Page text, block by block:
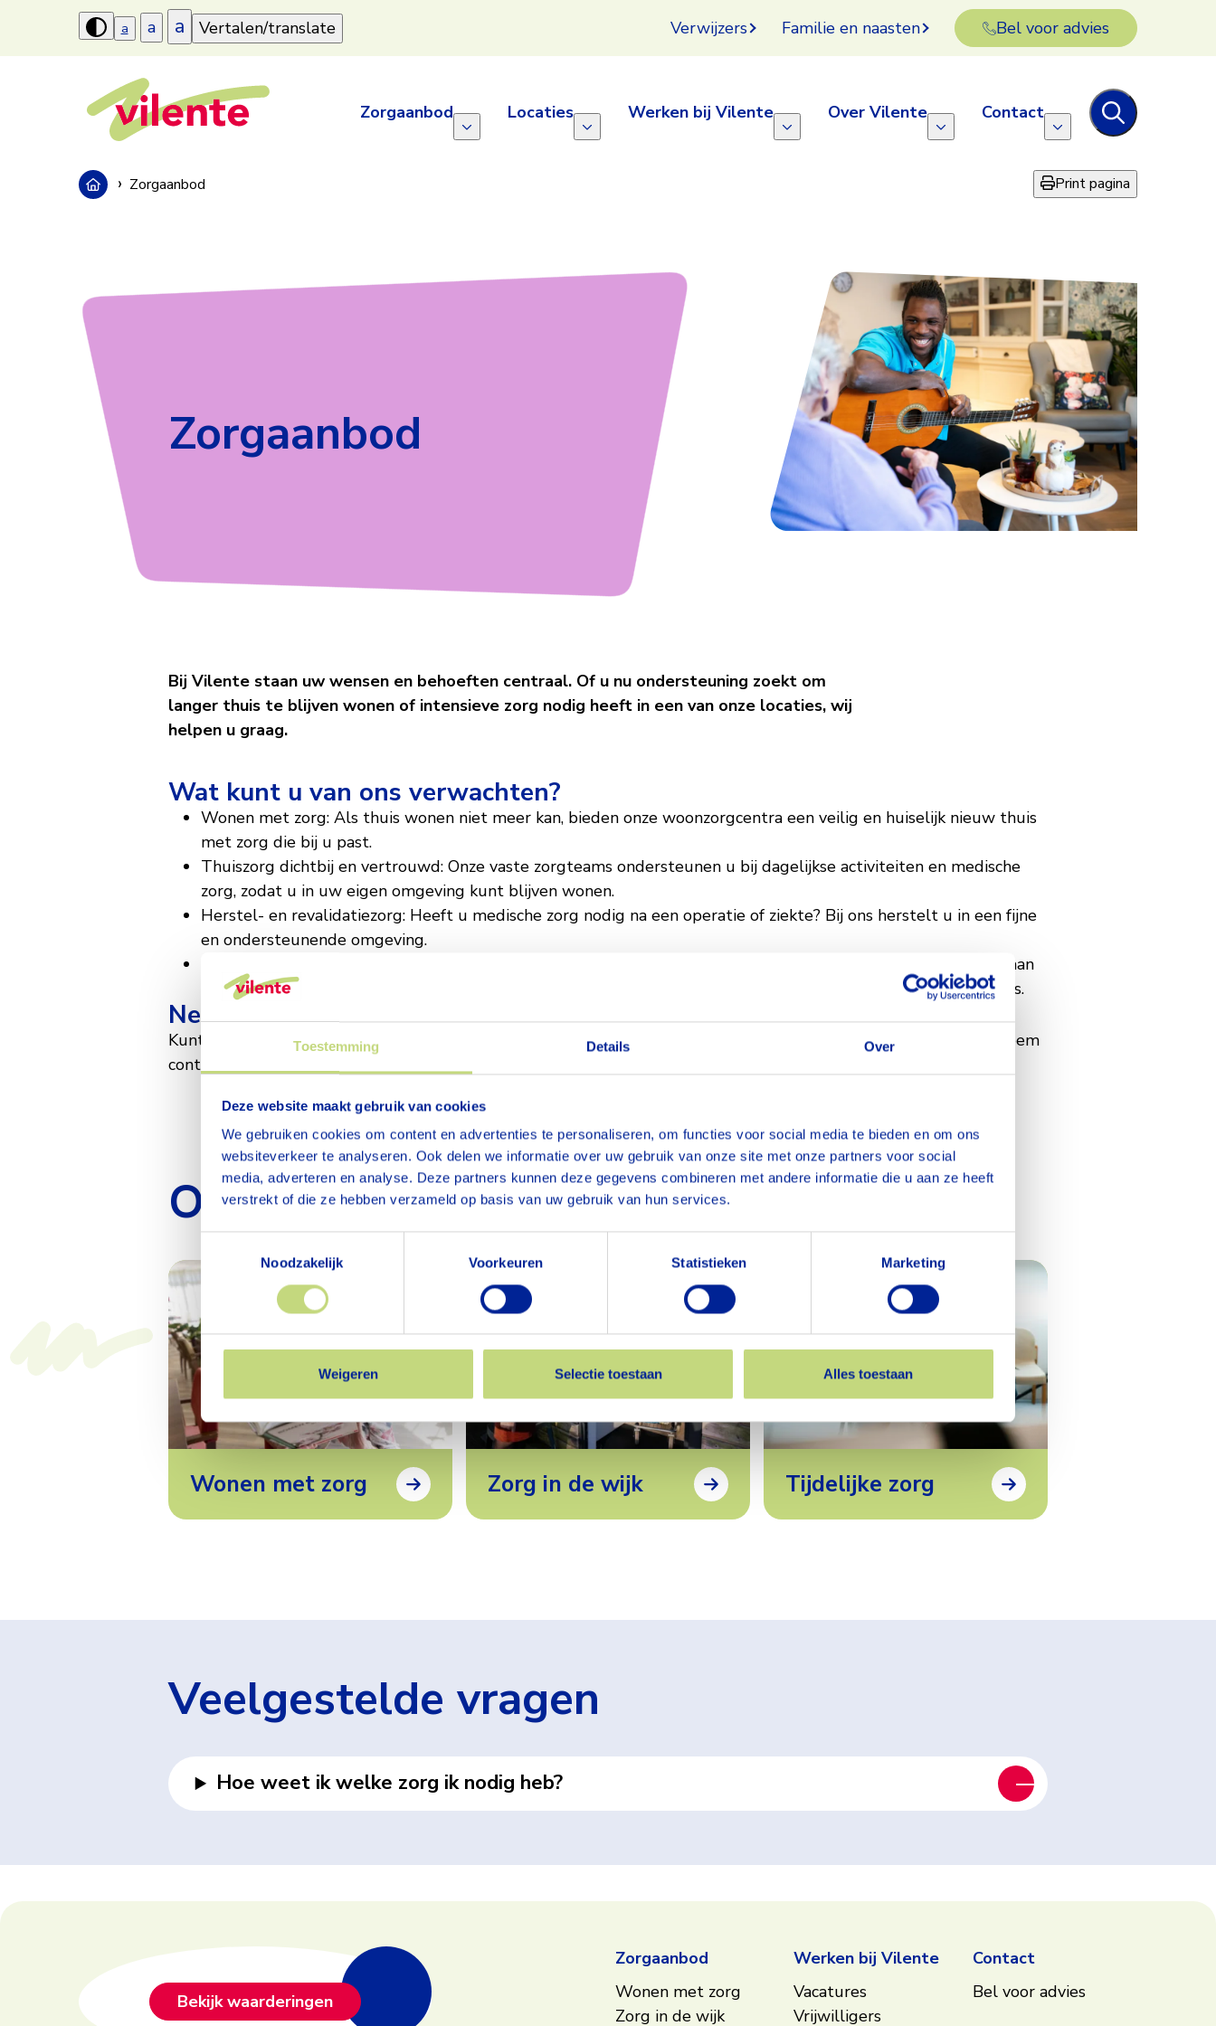
Toestemming Details Over
Deze website maakt gebruik van cookies
We gebruiken cookies om content en advertenties te personaliseren, om functies voor social media te bieden en om ons
websiteverkeer te analyseren. Ook delen we informatie over uw gebruik van onze site met onze partners voor social
media, adverteren en analyse. Deze partners kunnen deze gegevens combineren met andere informatie die u aan ze heeft
verstrekt of die ze hebben verzameld op basis van uw gebruik van hun services.
Noodzakelijk
Voorkeuren Statistieken Marketing
Weigeren Selectie toestaan Alles toestaan
Hoog
contrast
aanzetten
a a a Vertalen/translate Verwijzers Familie en naasten Bel voor advies
Zorgaanbod Locaties Werken bij Vilente Over Vilente Contact
Zorgaanbod Print pagina
Zorgaanbod
Zorgaanbod
Bij Vilente staan uw wensen en behoeften centraal. Of u nu ondersteuning zoekt om
langer thuis te blijven wonen of intensieve zorg nodig heeft in een van onze locaties, wij
helpen u graag.
Wat kunt u van ons verwachten?
Wonen met zorg: Als thuis wonen niet meer kan, bieden onze woonzorgcentra een veilig en huiselijk nieuw thuis
met zorg die bij u past.
Thuiszorg dichtbij en vertrouwd: Onze vaste zorgteams ondersteunen u bij dagelijkse activiteiten en medische
zorg, zodat u in uw eigen omgeving kunt blijven wonen.
Herstel- en revalidatiezorg: Heeft u medische zorg nodig na een operatie of ziekte? Bij ons herstelt u in een fijne
en ondersteunende omgeving.
Advies en behandeling: Onze deskundige behandelaren, zoals fysiotherapeuten, logopedisten en diëtisten, staan
voor u klaar met
. Samen werken we aan uw welzijn, zowel in onze locaties als bij u thuis.
Neem contact op
Kunt u niet vinden wat u zoekt? Dan denken we met u mee en zoeken we samen naar een passend alternatief. Neem
contact op met een van onze
Ontdek ons zorgaanbod
Wonen met zorg Zorg in de wijk Tijdelijke zorg
Veelgestelde vragen
Hoe weet ik welke zorg ik nodig heb?
Footer
Bekijk waarderingen
Zorgaanbod
Wonen met zorg
Zorg in de wijk
Werken bij Vilente
Vacatures
Vrijwilligers
Contact
Bel voor advies